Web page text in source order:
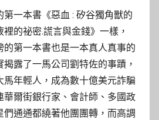
一本書《惡血 : 矽谷獨角獸的
的祕密.謊言與金錢》一樣，
的第一本書也是一本真人真事的
露了一馬公司劉特佐的事蹟，
馬年輕人，成為數十億美元詐騙
華爾街銀行家、會計師、多國政
們通通都繞著他團團轉，而高調